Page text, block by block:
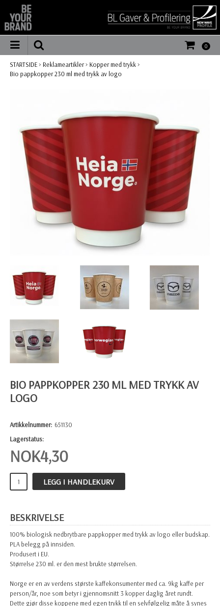
0
STARTSIDE> Reklameartikler> Kopper med trykk>
Bio pappkopper 230 ml med trykk av logo
BIO PAPPKOPPER 230 ML MED TRYKK AV
LOGO
Artikkelnummer: 651130
Lagerstatus:
NOK4,30
LEGG I HANDLEKURV
BESKRIVELSE
100% biologisk nedbrytbare pappkopper med trykk av logo eller budskap.
PLA belegg på innsiden.
Produsert i EU.
Størrelse 230 ml. er den mest brukte størrelsen.
Norge er en av verdens største kaffekonsumenter med ca. 9kg kaffe per
person/år, noe som betyr i gjennomsnitt 3 kopper daglig året rundt.
Dette gjør disse koppene med egen trykk til en selvfølgelig måte å synes